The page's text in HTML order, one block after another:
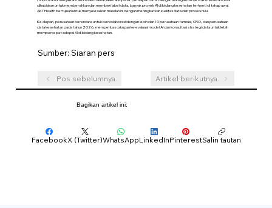
dihabiskan untuk membersihkan dan memberi label data, banyak proyek AI di bidang kesehatan terhenti di tahap awal.
AKT Health bertujuan untuk menyelesaikan masalah ini dengan meningkatkan kualitas data dari proses hulu.
Ke depan, perusahaan berencana untuk berkolaborasi dengan lebih dari 10 perusahaan farmasi, CRO, dan perusahaan
data kesehatan pada tahun 2026, memperluas cakupan ke evaluasi model AI dan konsultasi strategi data untuk lebih
mempercepat adopsi AI di bidang kesehatan.
Sumber: Siaran pers
Pos sebelumnya Artikel berikutnya
Bagikan artikel ini:
FacebookX (Twitter)WhatsAppLinkedInPinterestSalin tautan